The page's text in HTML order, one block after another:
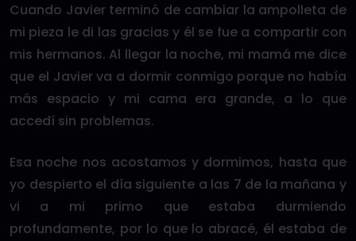
Cuando Javier terminó de cambiar la ampolleta de
mi pieza le di las gracias y él se fue a compartir con
mis hermanos. Al llegar la noche, mi mamá me dice
que el Javier va a dormir conmigo porque no había
más espacio y mi cama era grande, a lo que
accedí sin problemas.
Esa noche nos acostamos y dormimos, hasta que
yo despierto el día siguiente a las 7 de la mañana y
vi a mi primo que estaba durmiendo
profundamente, por lo que lo abracé, él estaba de